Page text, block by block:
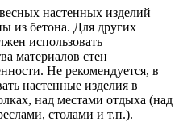
настенных изделий
из бетона. Для других
использовать
материалов стен
Не рекомендуется, в
настенные изделия в
над местами отдыха (над
столами и т.п.).